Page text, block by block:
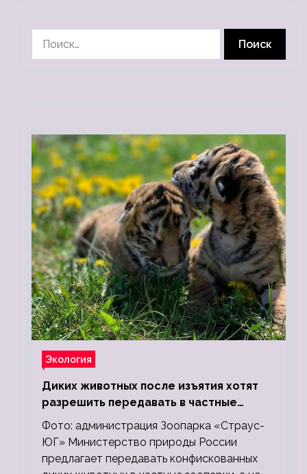
Экология
Диких животных после изъятия хотят
разрешить передавать в частные
зоопарки
Фото: администрация Зоопарка «Страус-
ЮГ» Министерство природы России
предлагает передавать конфискованных